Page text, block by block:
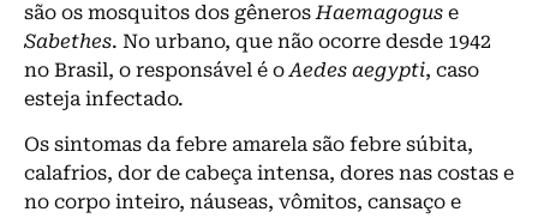
são os mosquitos dos gênerosHaemagogus e
Sabethes. No urbano, que não ocorre desde 1942
no Brasil, o responsável é oAedes aegypti, caso
esteja infectado.
Os sintomas da febre amarela são febre súbita,
calafrios, dor de cabeça intensa, dores nas costas e
no corpo inteiro, náuseas, vômitos, cansaço e